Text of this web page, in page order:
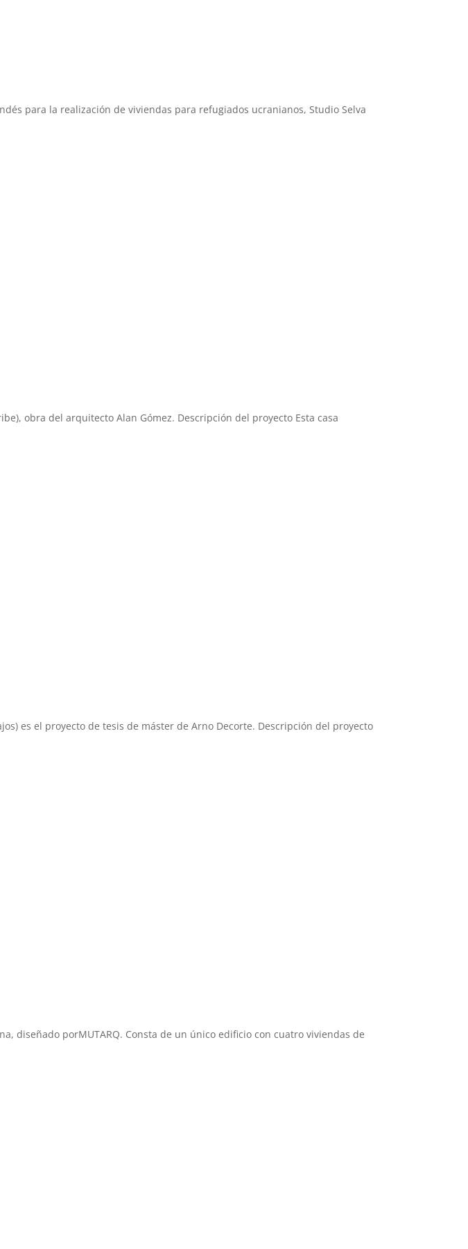
para la realización de viviendas para refugiados ucranianos, Studio Selva
obra del arquitecto Alan Gómez. Descripción del proyecto Esta casa
es el proyecto de tesis de máster de Arno Decorte. Descripción del proyecto
diseñado porMUTARQ. Consta de un único edificio con cuatro viviendas de